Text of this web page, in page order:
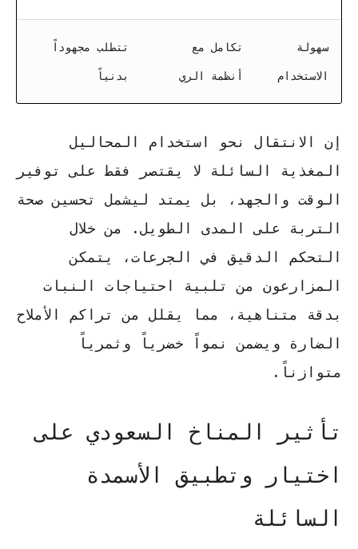
سهولة
الاستخدام
تكامل مع
أنظمة الري
تتطلب مجهوداً
بدنياً
إن الانتقال نحو استخدام المحاليل
المغذية السائلة لا يقتصر فقط على توفير
الوقت والجهد، بل يمتد ليشمل
تحسين صحة
التربة على المدى الطويل. من خلال
التحكم الدقيق في الجرعات، يتمكن
المزارعون من تلبية احتياجات النبات
بدقة متناهية، مما يقلل من تراكم الأملاح
الضارة ويضمن نمواً خضرياً وثمرياً
متوازناً.
تأثير المناخ السعودي على
اختيار وتطبيق الأسمدة
السائلة